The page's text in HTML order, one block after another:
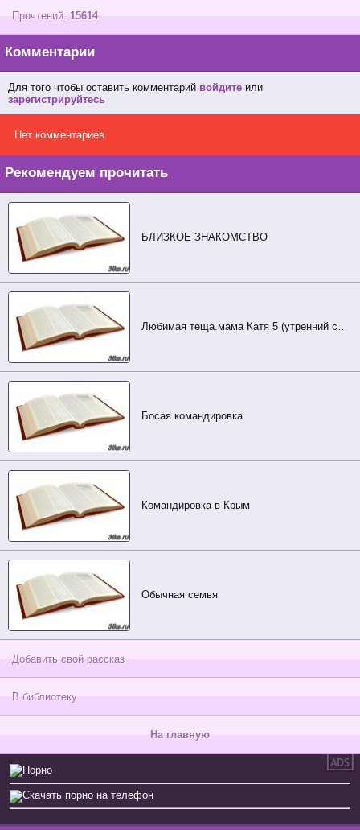
Прочтений: 15614
Комментарии
Для того чтобы оставить комментарий войдите или
зарегистрируйтесь
Нет комментариев
Рекомендуем прочитать
БЛИЗКОЕ ЗНАКОМСТВО
Любимая теща.мама Катя 5 (утренний секс троем)
Босая командировка
Командировка в Крым
Обычная семья
Добавить свой рассказ
В библиотеку
На главную
Порно
Скачать порно на телефон